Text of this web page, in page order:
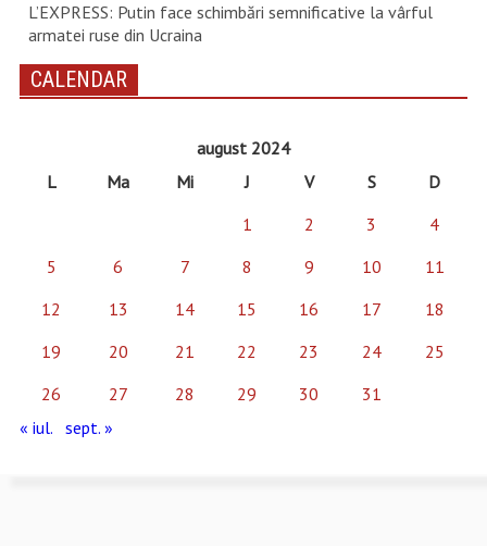
L’EXPRESS: Putin face schimbări semnificative la vârful
armatei ruse din Ucraina
CALENDAR
august 2024
L
Ma Mi J V S
D
1
2 3
4
5
6 7 8 9 10
11
12
13 14 15 16 17
18
19
20 21 22 23 24
25
26
27 28 29 30
31
« iul.
sept. »